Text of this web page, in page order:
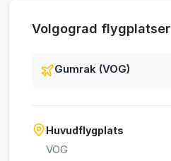
Volgograd flygplatser
Gumrak (VOG)
Huvudflygplats
VOG